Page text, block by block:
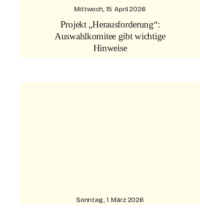
Mittwoch, 15. April 2026
Projekt „Herausforderung“:
Auswahlkomitee gibt wichtige
Hinweise
Sonntag, 1. März 2026